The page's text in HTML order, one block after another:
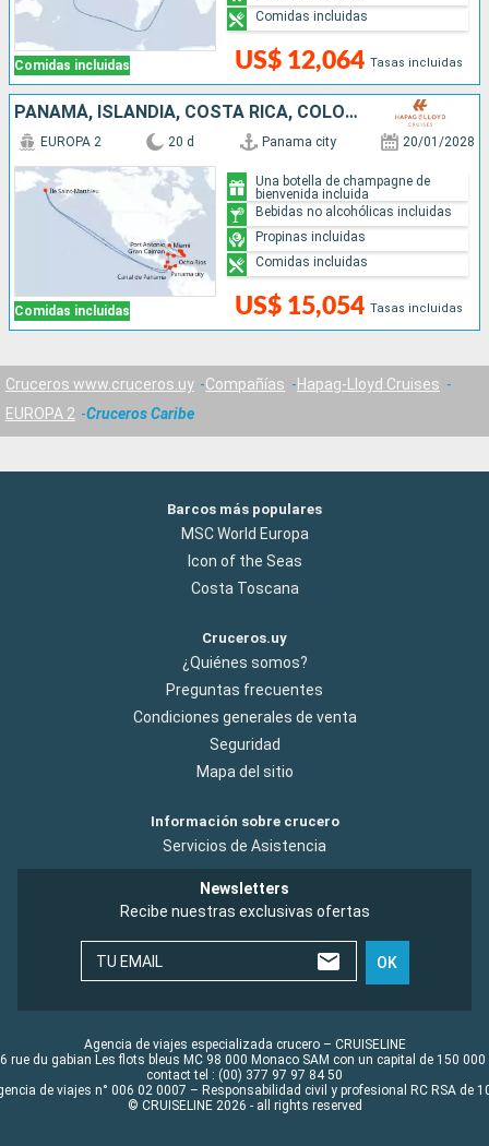
Comidas incluidas US$ 12,064 Tasas incluidas
Comidas incluidas
PANAMÁ, ISLANDIA, COSTA RICA, COLOMBIA, ISLAS CAIMÁN, JAMAICA, REPÚBLICA DOMINICANA, GRECIA, REINO UNIDO, ESTADOS UNIDOS
Comidas incluidas
EUROPA 2 20 d Panama city 20/01/2028
US$ 15,054 Tasas incluidas
Una botella de champagne de
bienvenida incluida
Bebidas no alcohólicas incluidas
Propinas incluidas
Comidas incluidas
Cruceros www.cruceros.uy Compañías
Hapag-Lloyd Cruises
EUROPA 2
Cruceros Caribe
Barcos más populares
MSC World Europa
Icon of the Seas
Costa Toscana
Cruceros.uy
¿Quiénes somos?
Preguntas frecuentes
Condiciones generales de venta
Seguridad
Mapa del sitio
Información sobre crucero
Servicios de Asistencia
Newsletters
Recibe nuestras exclusivas ofertas
TU EMAIL OK
Agencia de viajes especializada crucero – CRUISELINE
rue du gabian Les flots bleus MC 98 000 Monaco SAM con un capital de 150 000
contact tel : (00) 377 97 97 84 50
de viajes n° 006 02 0007 – Responsabilidad civil y profesional RC RSA de
© CRUISELINE 2026 - all rights reserved